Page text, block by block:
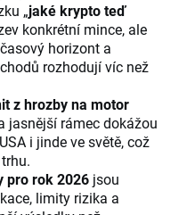
„jaké krypto teď
konkrétní mince, ale
horizont a
rozhodují víc než
z hrozby na motor
jasnější rámec dokážou
i jinde ve světě, což
pro rok 2026 jsou
limity rizika a